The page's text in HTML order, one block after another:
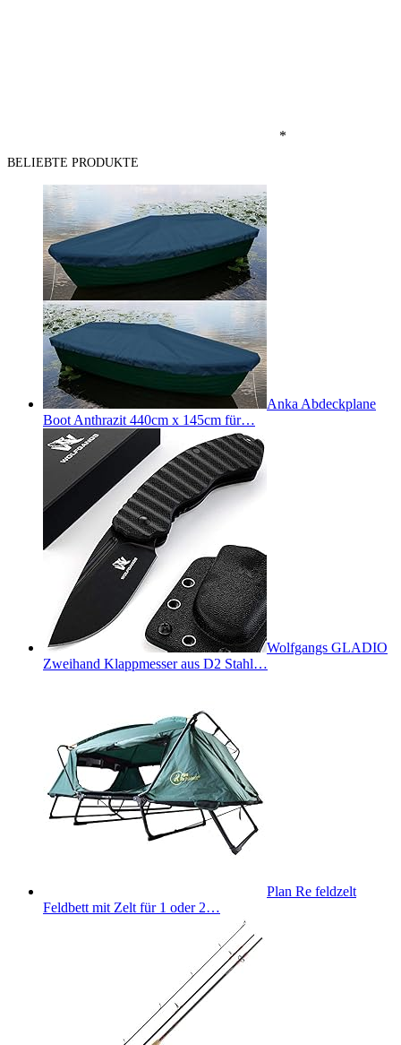
*
BELIEBTE PRODUKTE
Anka Abdeckplane
Boot Anthrazit 440cm x 145cm für…
Wolfgangs GLADIO
Zweihand Klappmesser aus D2 Stahl…
Plan Re feldzelt
Feldbett mit Zelt für 1 oder 2…